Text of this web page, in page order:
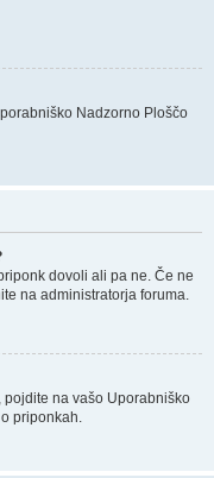
Nadzorno Ploščo
dovoli ali pa ne. Če ne
na administratorja foruma.
na vašo Uporabniško
priponkah.